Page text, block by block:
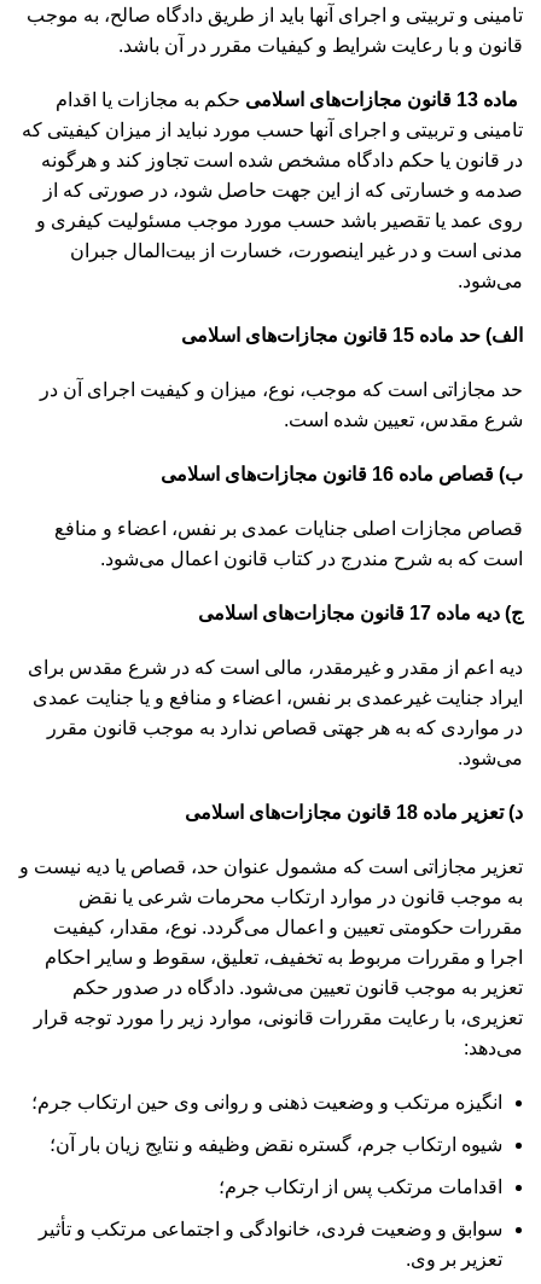
تامینی و تربیتی و اجرای آنها باید از طریق دادگاه صالح، به موجب
قانون و با رعایت شرایط و کیفیات مقرر در آن باشد.
ماده 13 قانون مجازات‌های اسلامی
حکم به مجازات یا اقدام
تامینی و تربیتی و اجرای آنها حسب مورد نباید از میزان کیفیتی که
در قانون یا حکم دادگاه مشخص شده است تجاوز کند و هرگونه
صدمه و خسارتی که از این جهت حاصل شود، در صورتی که از
روی عمد یا تقصیر باشد حسب مورد موجب مسئولیت کیفری و
مدنی است و در غیر‌ اینصورت، خسارت از بیت‌المال جبران
می‌شود.
الف) حد ماده 15 قانون مجازات‌های اسلامی
حد مجازاتی است که موجب، نوع، میزان و کیفیت اجرای آن در
شرع مقدس، تعیین شده است.
ب) قصاص ماده 16 قانون مجازات‌های اسلامی
قصاص مجازات اصلی جنایات عمدی بر نفس، اعضاء و منافع
است که به شرح مندرج در کتاب قانون اعمال می‌شود.
ج) دیه ماده 17 قانون مجازات‌های اسلامی
دیه اعم از مقدر و غیر‌مقدر، مالی است که در شرع مقدس برای
ایراد جنایت غیر‌عمدی بر نفس، اعضاء و منافع و یا جنایت عمدی
در مواردی که به هر جهتی قصاص ندارد به موجب قانون مقرر
می‌شود.
د) تعزیر ماده 18 قانون مجازات‌های اسلامی
تعزیر مجازاتی است که مشمول عنوان حد، قصاص یا دیه نیست و
به موجب قانون در موارد ارتکاب محرمات شرعی یا نقض
مقررات حکومتی تعیین و اعمال می‌گردد. نوع، مقدار، کیفیت
اجرا و مقررات مربوط به تخفیف، تعلیق، سقوط و سایر احکام
تعزیر به موجب قانون تعیین می‌شود. دادگاه در صدور حکم
تعزیری، با رعایت مقررات قانونی، موارد زیر را مورد توجه قرار
می‌دهد:
انگیزه مرتکب و وضعیت ذهنی و روانی وی حین ارتکاب جرم؛
شیوه ارتکاب جرم، گستره نقض وظیفه و نتایج زیان بار آن؛
اقدامات مرتکب پس از ارتکاب جرم؛
سوابق و وضعیت فردی، خانوادگی و اجتماعی مرتکب و تأثیر
تعزیر بر وی.